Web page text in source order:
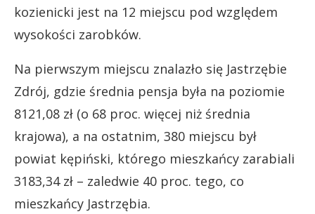
kozienicki jest na 12 miejscu pod względem
wysokości zarobków.
Na pierwszym miejscu znalazło się Jastrzębie
Zdrój, gdzie średnia pensja była na poziomie
8121,08 zł (o 68 proc. więcej niż średnia
krajowa), a na ostatnim, 380 miejscu był
powiat kępiński, którego mieszkańcy zarabiali
3183,34 zł – zaledwie 40 proc. tego, co
mieszkańcy Jastrzębia.